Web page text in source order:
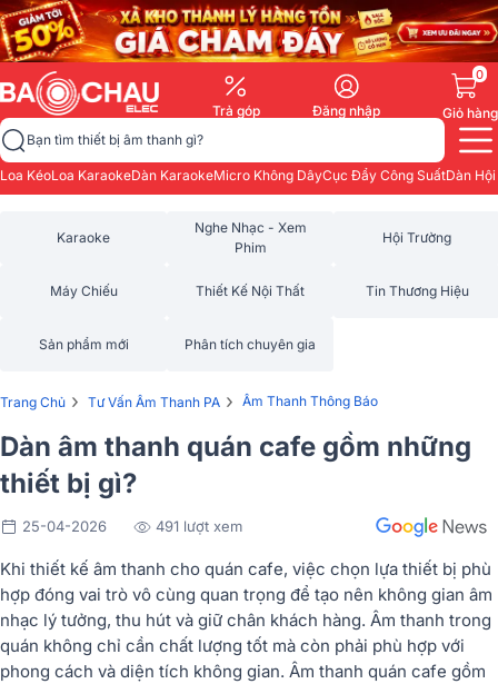
Trả góp Đăng nhập
0
Giỏ hàng
Bạn tìm thiết bị âm thanh gì?
Loa KéoLoa KaraokeDàn KaraokeMicro Không DâyCục Đẩy Công SuấtDàn
Karaoke
Nghe Nhạc - Xem
Phim
Hội Trường
Máy Chiếu Thiết Kế Nội Thất Tin Thương Hiệu
Sản phẩm mới Phân tích chuyên gia
Trang Chủ › Tư Vấn Âm Thanh PA › Âm Thanh Thông Báo
Dàn âm thanh quán cafe gồm những
thiết bị gì?
25-04-2026 491 lượt xem
Khi thiết kế âm thanh cho quán cafe, việc chọn lựa thiết bị phù
hợp đóng vai trò vô cùng quan trọng để tạo nên không gian âm
nhạc lý tưởng, thu hút và giữ chân khách hàng. Âm thanh trong
quán không chỉ cần chất lượng tốt mà còn phải phù hợp với
phong cách và diện tích không gian. Âm thanh quán cafe gồm